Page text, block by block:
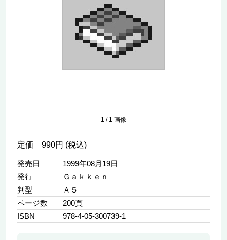
1 / 1 画像
定価 990円 (税込)
発売日
1999年08月19日
発行
Ｇａｋｋｅｎ
判型
Ａ５
ページ数
200頁
ISBN
978-4-05-300739-1